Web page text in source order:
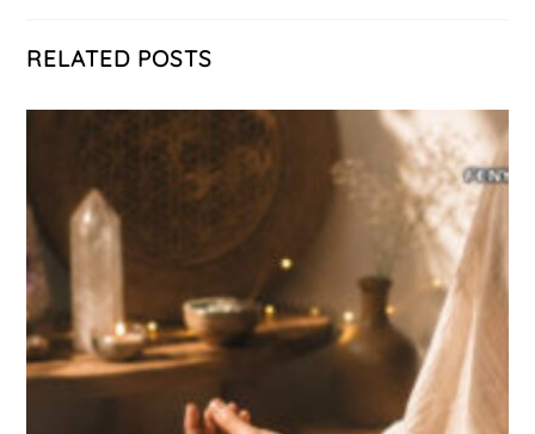
RELATED POSTS